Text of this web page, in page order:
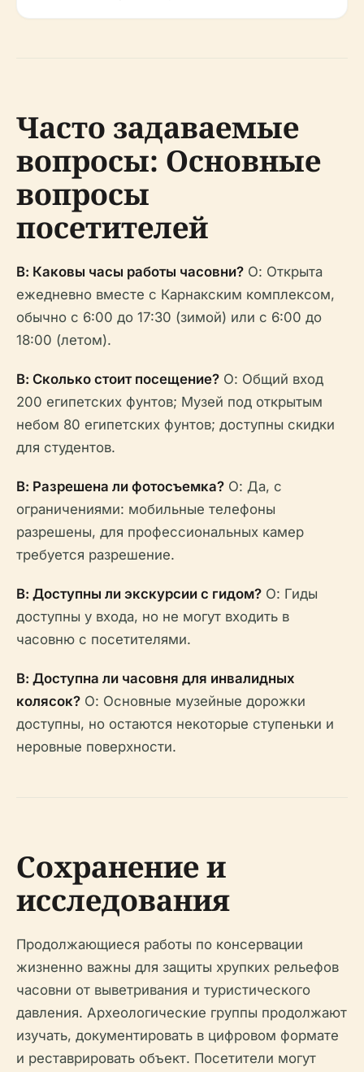
Часто задаваемые
вопросы: Основные
вопросы
посетителей
В: Каковы часы работы часовни? О: Открыта
ежедневно вместе с Карнакским комплексом,
обычно с 6:00 до 17:30 (зимой) или с 6:00 до
18:00 (летом).
В: Сколько стоит посещение? О: Общий вход
200 египетских фунтов; Музей под открытым
небом 80 египетских фунтов; доступны скидки
для студентов.
В: Разрешена ли фотосъемка? О: Да, с
ограничениями: мобильные телефоны
разрешены, для профессиональных камер
требуется разрешение.
В: Доступны ли экскурсии с гидом? О: Гиды
доступны у входа, но не могут входить в
часовню с посетителями.
В: Доступна ли часовня для инвалидных
колясок? О: Основные музейные дорожки
доступны, но остаются некоторые ступеньки и
неровные поверхности.
Сохранение и
исследования
Продолжающиеся работы по консервации
жизненно важны для защиты хрупких рельефов
часовни от выветривания и туристического
давления. Археологические группы продолжают
изучать, документировать в цифровом формате
и реставрировать объект. Посетители могут